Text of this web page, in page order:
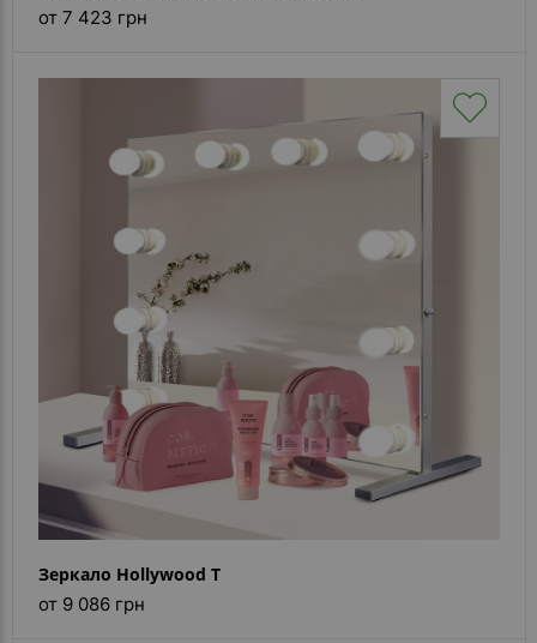
от 7 423 грн
Зеркало Hollywood T
от 9 086 грн